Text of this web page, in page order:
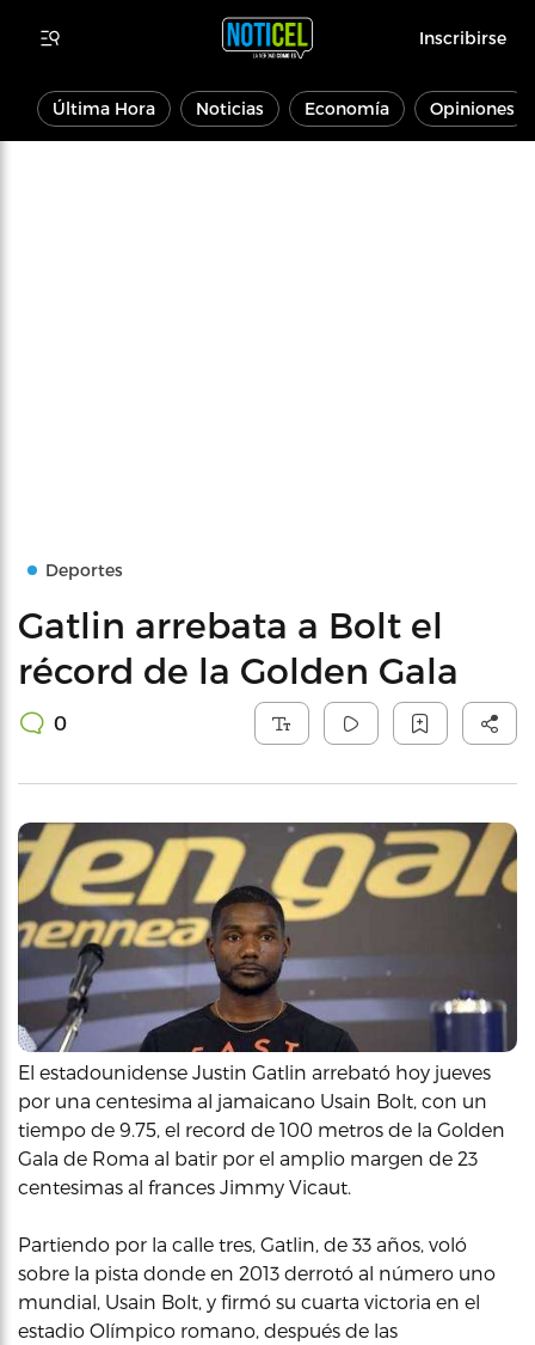
Inscribirse
Última Hora Noticias Economía Opiniones
Deportes
Gatlin arrebata a Bolt el
récord de la Golden Gala
0
El estadounidense Justin Gatlin arrebató hoy jueves
por una centesima al jamaicano Usain Bolt, con un
tiempo de 9.75, el record de 100 metros de la Golden
Gala de Roma al batir por el amplio margen de 23
centesimas al frances Jimmy Vicaut.
Partiendo por la calle tres, Gatlin, de 33 años, voló
sobre la pista donde en 2013 derrotó al número uno
mundial, Usain Bolt, y firmó su cuarta victoria en el
estadio Olímpico romano, después de las